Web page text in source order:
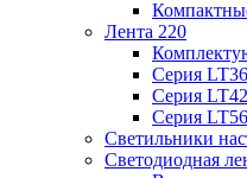
Лента 220
Серия
Серия
Серия
Светильники
Светодиодная